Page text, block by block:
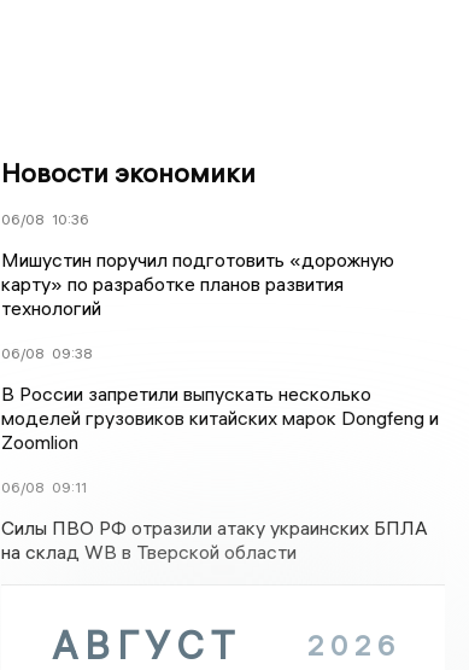
Новости экономики
06/08 10:36
Мишустин поручил подготовить «дорожную
карту» по разработке планов развития
технологий
06/08 09:38
В России запретили выпускать несколько
моделей грузовиков китайских марок Dongfeng и
Zoomlion
06/08 09:11
Силы ПВО РФ отразили атаку украинских БПЛА
на склад WB в Тверской области
АВГУСТ 2026